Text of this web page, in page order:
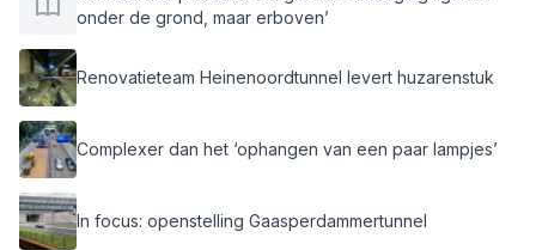
onder de grond, maar erboven’
Renovatieteam Heinenoordtunnel levert huzarenstuk
Complexer dan het ‘ophangen van een paar lampjes’
In focus: openstelling Gaasperdammertunnel